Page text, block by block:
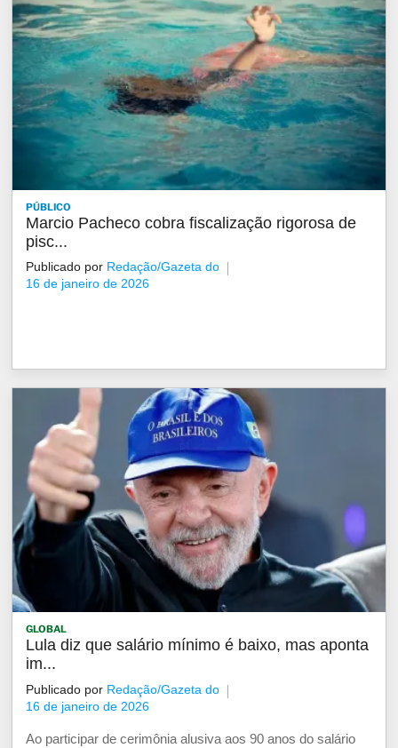
PÚBLICO
Marcio Pacheco cobra fiscalização rigorosa de
pisc...
Publicado por Redação/Gazeta do
16 de janeiro de 2026
GLOBAL
Lula diz que salário mínimo é baixo, mas aponta
im...
Publicado por Redação/Gazeta do
16 de janeiro de 2026
Ao participar de cerimônia alusiva aos 90 anos do salário